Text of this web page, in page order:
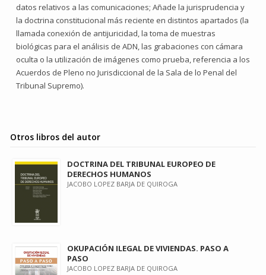
datos relativos a las comunicaciones; Añade la jurisprudencia y
la doctrina constitucional más reciente en distintos apartados (la
llamada conexión de antijuricidad, la toma de muestras
biológicas para el análisis de ADN, las grabaciones con cámara
oculta o la utilización de imágenes como prueba, referencia a los
Acuerdos de Pleno no Jurisdiccional de la Sala de lo Penal del
Tribunal Supremo).
Otros libros del autor
DOCTRINA DEL TRIBUNAL EUROPEO DE
DERECHOS HUMANOS
JACOBO LOPEZ BARJA DE QUIROGA
OKUPACIÓN ILEGAL DE VIVIENDAS. PASO A
PASO
JACOBO LOPEZ BARJA DE QUIROGA